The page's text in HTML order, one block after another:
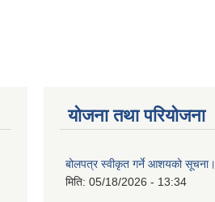
योजना तथा परियोजना
बोलपत्र स्वीकृत गर्ने आशयको सूचना।
मिति: 05/18/2026 - 13:34